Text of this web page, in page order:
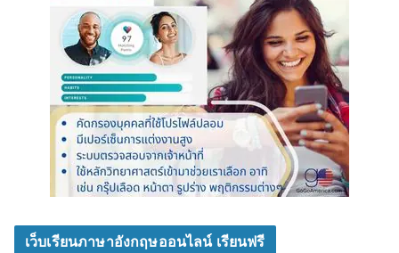
เว็บเรียนภาษาอังกฤษออนไลน์ เรียนฟรี